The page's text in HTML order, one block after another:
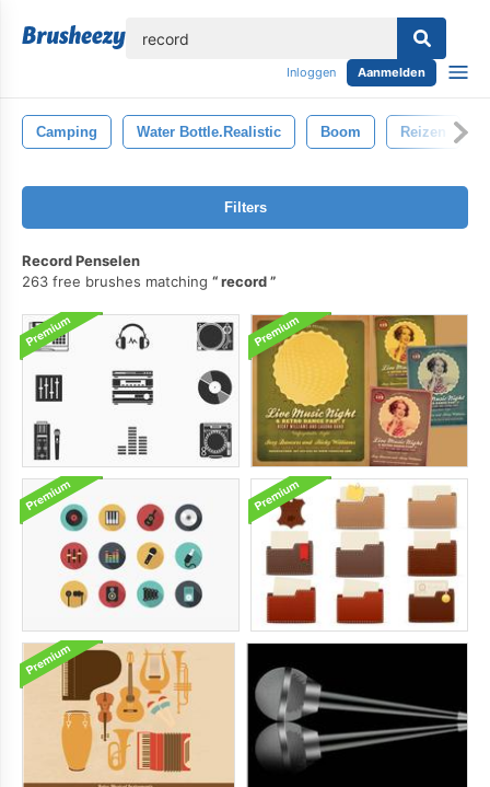
Inloggen Aanmelden
Camping Water Bottle.realistic Boom Reizen
Filters
Record Penselen
263 free brushes matching
record